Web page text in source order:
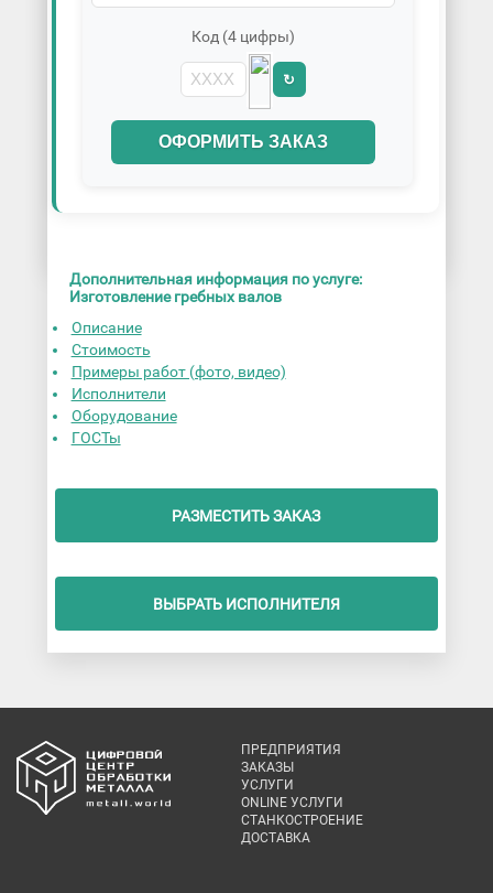
Код (4 цифры)
↻
ОФОРМИТЬ ЗАКАЗ
Дополнительная информация по услуге:
Изготовление гребных валов
Описание
Стоимость
Примеры работ (фото, видео)
Исполнители
Оборудование
ГОСТы
РАЗМЕСТИТЬ ЗАКАЗ
ВЫБРАТЬ ИСПОЛНИТЕЛЯ
ПРЕДПРИЯТИЯ
ЗАКАЗЫ
УСЛУГИ
ONLINE УСЛУГИ
СТАНКОСТРОЕНИЕ
ДОСТАВКА